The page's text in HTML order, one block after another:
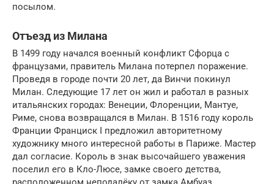
посылом.
Отъезд из Милана
В 1499 году начался военный конфликт Сфорца с
французами, правитель Милана потерпел поражение.
Проведя в городе почти 20 лет, да Винчи покинул
Милан. Следующие 17 лет он жил и работал в разных
итальянских городах: Венеции, Флоренции, Мантуе,
Риме, снова возвращался в Милан. В 1516 году король
Франции Франциск I предложил авторитетному
художнику много интересной работы в Париже. Мастер
дал согласие. Король в знак высочайшего уважения
поселил его в Кло-Люсе, замке своего детства,